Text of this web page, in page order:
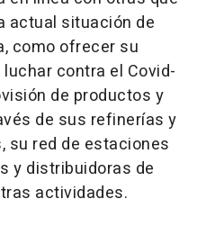
actual situación de
como ofrecer su
contra el Covid-
de productos y
de sus refinerías y
su red de estaciones
y distribuidoras de
actividades.